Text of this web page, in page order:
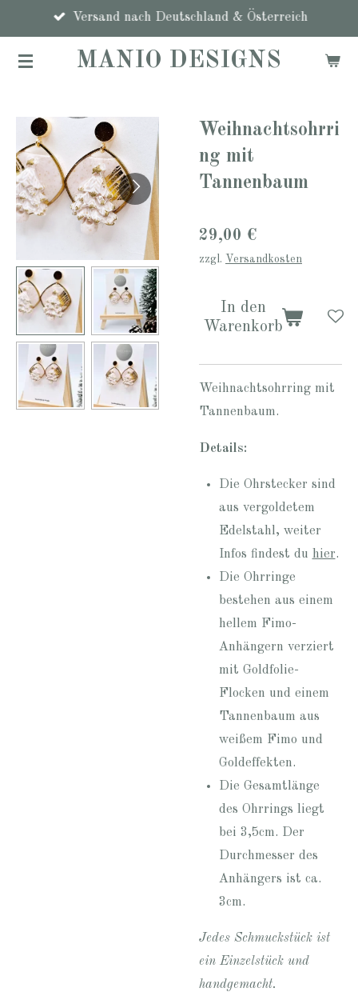
Hauptinhalt
springen
MANIO DESIGNS
Versand nach Deutschland & Österreich
Weihnachtsohrri
ng mit
Tannenbaum
29,00 €
zzgl. Versandkosten
In den
Warenkorb
Weihnachtsohrring mit
Tannenbaum.
Details:
Die Ohrstecker sind
aus vergoldetem
Edelstahl, weiter
Infos findest du hier.
Die Ohrringe
bestehen aus einem
hellem Fimo-
Anhängern verziert
mit Goldfolie-
Flocken und einem
Tannenbaum aus
weißem Fimo und
Goldeffekten.
Die Gesamtlänge
des Ohrrings liegt
bei 3,5cm. Der
Durchmesser des
Anhängers ist ca.
3cm.
Jedes Schmuckstück ist
ein Einzelstück und
handgemacht.